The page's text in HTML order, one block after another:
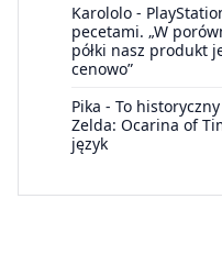
Karololo -
pecetami. „W
półki nasz produkt
cenowo”
Pika - To
Zelda: Ocarina of
język